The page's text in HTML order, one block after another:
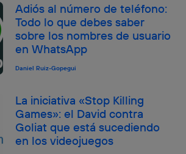
Adiós al número de teléfono:
Todo lo que debes saber
sobre los nombres de usuario
en WhatsApp
Daniel Ruiz-Gopegui
La iniciativa «Stop Killing
Games»: el David contra
Goliat que está sucediendo
en los videojuegos